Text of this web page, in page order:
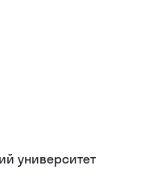
университет